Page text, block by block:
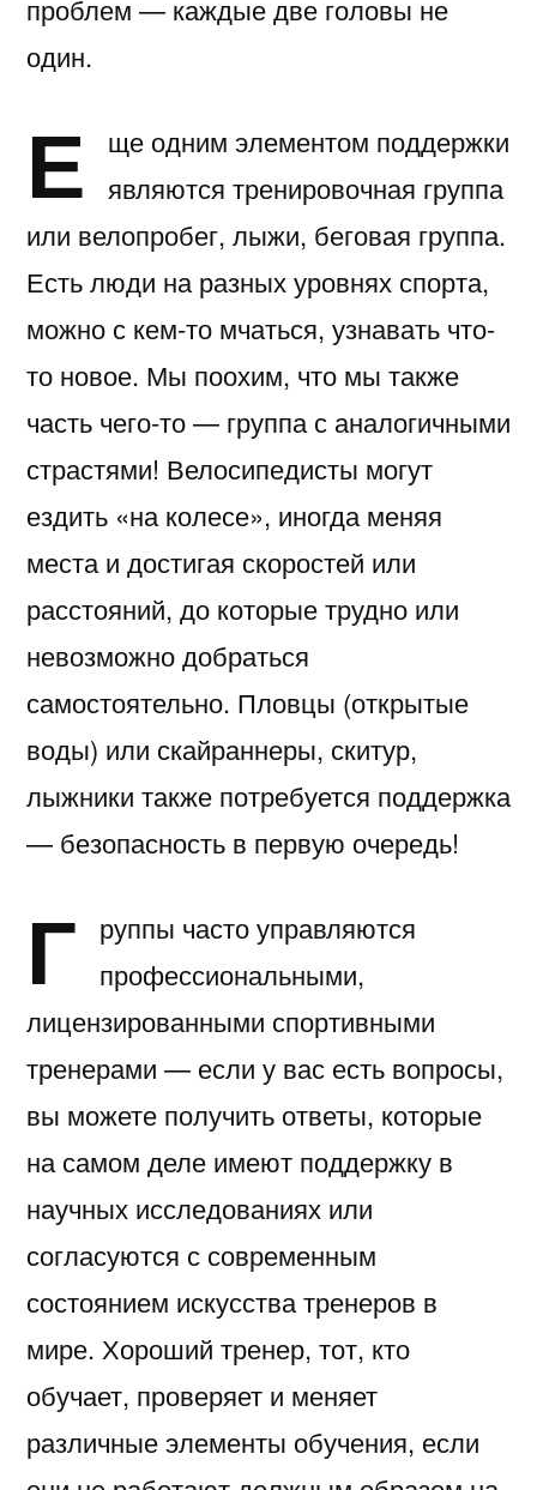
проблем — каждые две головы не
один.
Е
ще одним элементом поддержки
являются тренировочная группа
или велопробег, лыжи, беговая группа.
Есть люди на разных уровнях спорта,
можно с кем-то мчаться, узнавать что-
то новое. Мы поохим, что мы также
часть чего-то — группа с аналогичными
страстями! Велосипедисты могут
ездить «на колесе», иногда меняя
места и достигая скоростей или
расстояний, до которые трудно или
невозможно добраться
самостоятельно. Пловцы (открытые
воды) или скайраннеры, скитур,
лыжники также потребуется поддержка
— безопасность в первую очередь!
Г
руппы часто управляются
профессиональными,
лицензированными спортивными
тренерами — если у вас есть вопросы,
вы можете получить ответы, которые
на самом деле имеют поддержку в
научных исследованиях или
согласуются с современным
состоянием искусства тренеров в
мире. Хороший тренер, тот, кто
обучает, проверяет и меняет
различные элементы обучения, если